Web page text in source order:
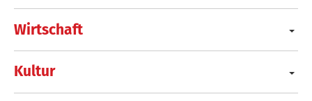
Wirtschaft
Kultur